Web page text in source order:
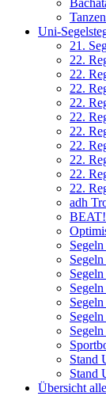
Uni-
21.
22.
22.
22.
22.
22.
22.
22.
22.
22.
22.
adh
Stand
Stand
Übersicht